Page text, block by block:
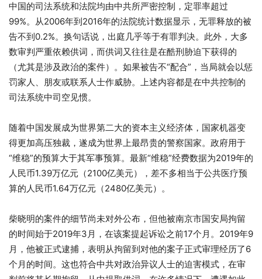
中国的司法系统和法院均由中共所严密控制，定罪率超过
99%。从2006年到2016年的法院统计数据显示，无罪释放的被
告不到0.2%。换句话说，出庭几乎等于有罪判决。此外，大多
数审判严重依赖供词，而供词又往往是在酷刑胁迫下获得的
（尤其是涉及政治的案件）。如果被告不“配合”，当局就会以惩
罚家人、朋友或联系人士作威胁。上述内容都是在中共控制的
司法系统中司空见惯。
随着中国发展成为世界第二大的资本主义经济体，国家机器变
得更加高压独裁，遂成为世界上最昂贵的警察国家。政府用于
“维稳”的预算大于其军事预算。最新“维稳”经费数据为2019年的
人民币1.39万亿元（2100亿美元），差不多相当于公共医疗预
算的人民币1.64万亿元（2480亿美元）。
柴晓明的案件的细节尚未对外公布，但他被南京市国安局拘留
的时间始于2019年3月，在该案提起诉讼之前17个月。2019年9
月，他被正式逮捕，表明从拘留到对他的案子正式审理经历了6
个月的时间。这也符合中共对政治异议人士的迫害模式，在审